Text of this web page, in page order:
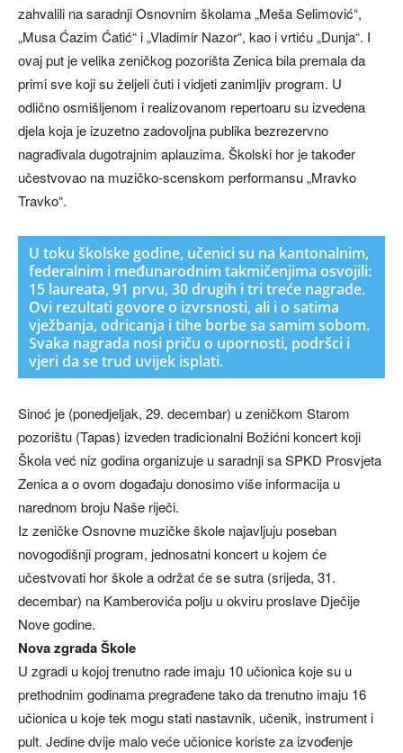
zahvalili na saradnji Osnovnim školama „Meša Selimović“,
„Musa Ćazim Ćatić“ i „Vladimir Nazor“, kao i vrtiću „Dunja“. I
ovaj put je velika zeničkog pozorišta Zenica bila premala da
primi sve koji su željeli čuti i vidjeti zanimljiv program. U
odlično osmišljenom i realizovanom repertoaru su izvedena
djela koja je izuzetno zadovoljna publika bezrezervno
nagrađivala dugotrajnim aplauzima. Školski hor je također
učestvovao na muzičko-scenskom performansu „Mravko
Travko“.
U toku školske godine, učenici su na kantonalnim,
federalnim i međunarodnim takmičenjima osvojili:
15 laureata, 91 prvu, 30 drugih i tri treće nagrade.
Ovi rezultati govore o izvrsnosti, ali i o satima
vježbanja, odricanja i tihe borbe sa samim sobom.
Svaka nagrada nosi priču o upornosti, podršci i
vjeri da se trud uvijek isplati.
Sinoć je (ponedjeljak, 29. decembar) u zeničkom Starom
pozorištu (Tapas) izveden tradicionalni Božićni koncert koji
Škola već niz godina organizuje u saradnji sa SPKD Prosvjeta
Zenica a o ovom događaju donosimo više informacija u
narednom broju Naše riječi.
Iz zeničke Osnovne muzičke škole najavljuju poseban
novogodišnji program, jednosatni koncert u kojem će
učestvovati hor škole a održat će se sutra (srijeda, 31.
decembar) na Kamberovića polju u okviru proslave Dječije
Nove godine.
Nova zgrada Škole
U zgradi u kojoj trenutno rade imaju 10 učionica koje su u
prethodnim godinama pregrađene tako da trenutno imaju 16
učionica u koje tek mogu stati nastavnik, učenik, instrument i
pult. Jedine dvije malo veće učionice koriste za izvođenje